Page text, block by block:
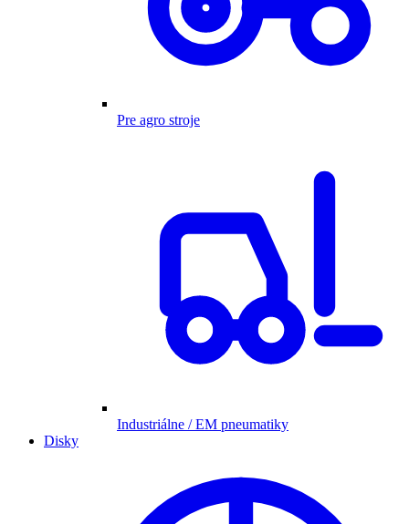
Pre agro stroje
Industriálne / EM pneumatiky
Disky